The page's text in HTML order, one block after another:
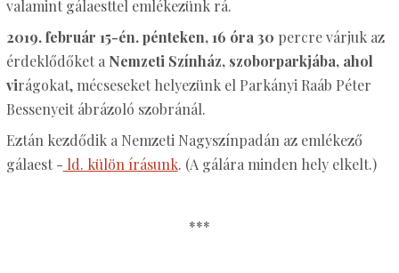
valamint gálaesttel emlékezünk rá.
2019. február 15-én. pénteken, 16 óra 30 percre várjuk az
érdeklődőket a Nemzeti Színház, szoborparkjába, ahol
virágokat, mécseseket helyezünk el Parkányi Raáb Péter
Bessenyeit ábrázoló szobránál.
Eztán kezdődik a Nemzeti Nagyszínpadán az emlékező
gálaest - ld. külön írásunk. (A gálára minden hely elkelt.)
***